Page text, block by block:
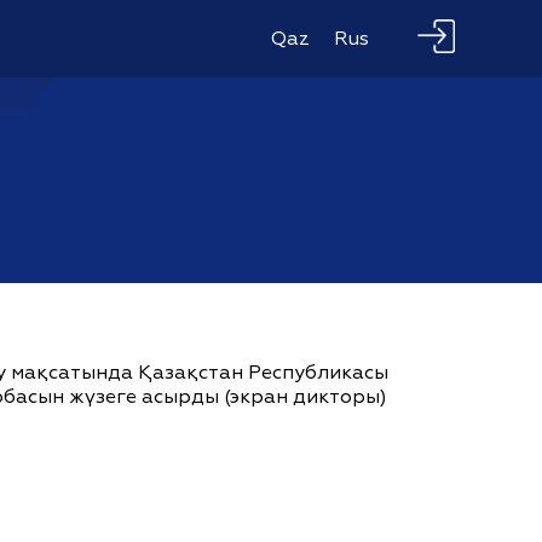
Qaz Rus
мақсатында Қазақстан Республикасы
жүзеге асырды (экран дикторы)